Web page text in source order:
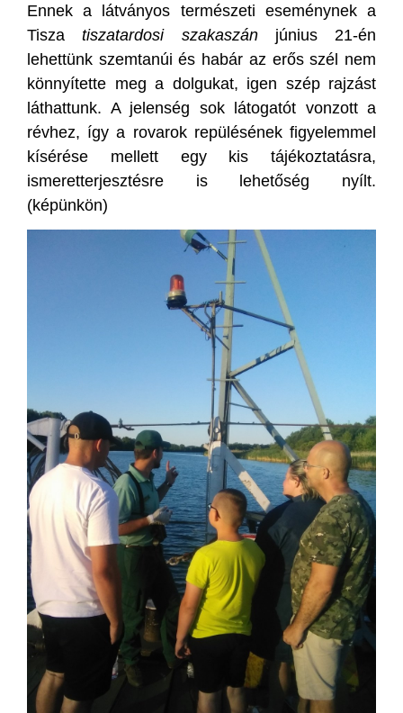
Ennek a látványos természeti eseménynek a
Tiszatiszatardosi szakaszánjúnius 21-én
lehettünk szemtanúi és habár az erős szél nem
könnyítette meg a dolgukat, igen szép rajzást
láthattunk. A jelenség sok látogatót vonzott a
révhez, így a rovarok repülésének figyelemmel
kísérése mellett egy kis tájékoztatásra,
ismeretterjesztésre is lehetőség nyílt.
(képünkön)